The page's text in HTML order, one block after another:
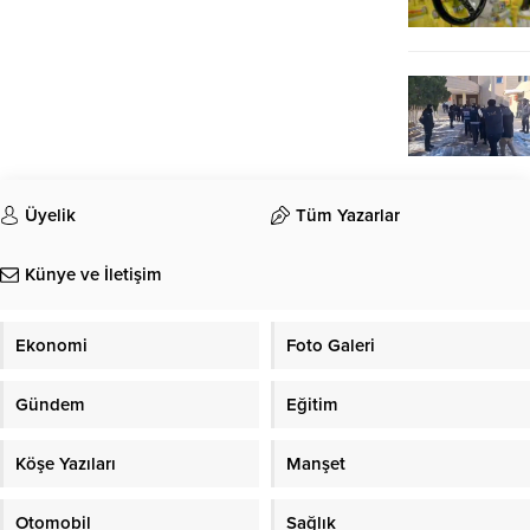
Üyelik Tüm Yazarlar
Künye ve İletişim
Ekonomi Foto Galeri
Gündem Eğitim
Köşe Yazıları Manşet
Otomobil Sağlık